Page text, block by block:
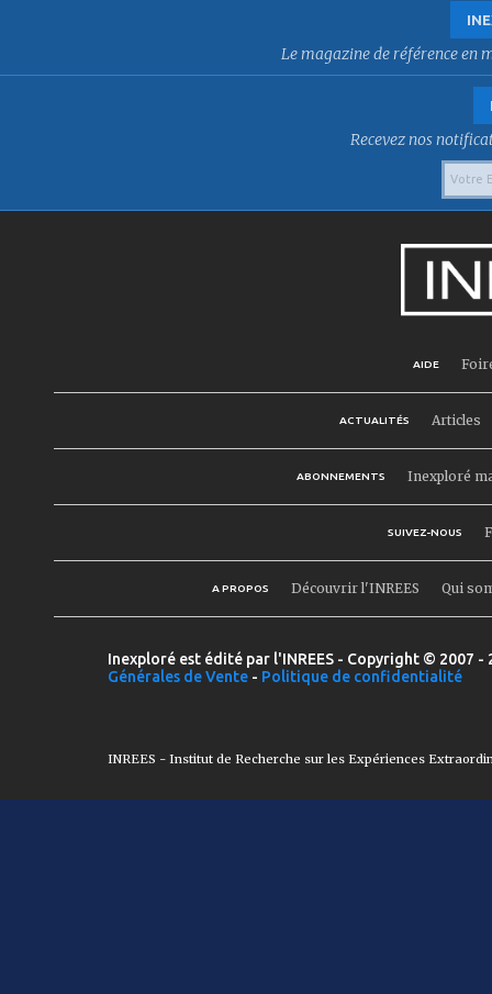
Le magazine de référence en
Recevez nos
AIDE
ACTUALITÉS Articles
ABONNEMENTS Inexploré
SUIVEZ-NOUS
A PROPOS Découvrir l'INREES Qui
Inexploré est édité par l'INREES - Copyright © 2007
Générales de Vente - Politique de confidentialité
INREES - Institut de Recherche sur les Expériences